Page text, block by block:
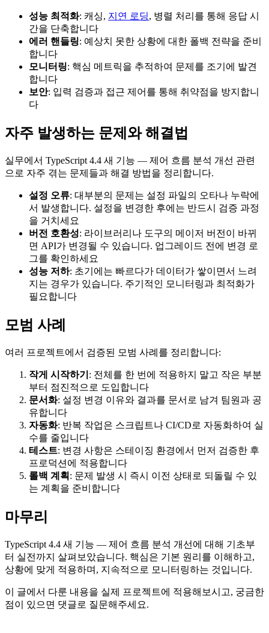
성능 최적화: 캐싱, 지연 로딩, 병렬 처리를 통해 응답 시
간을 단축합니다
에러 핸들링: 예상치 못한 상황에 대한 폴백 전략을 준비
합니다
모니터링: 핵심 메트릭을 추적하여 문제를 조기에 발견
합니다
보안: 입력 검증과 접근 제어를 통해 취약점을 방지합니
다
자주 발생하는 문제와 해결법
실무에서 TypeScript 4.4 새 기능 — 제어 흐름 분석 개선 관련
으로 자주 겪는 문제들과 해결 방법을 정리합니다.
설정 오류: 대부분의 문제는 설정 파일의 오타나 누락에
서 발생합니다. 설정을 변경한 후에는 반드시 검증 과정
을 거치세요
버전 호환성: 라이브러리나 도구의 메이저 버전이 바뀌
면 API가 변경될 수 있습니다. 업그레이드 전에 변경 로
그를 확인하세요
성능 저하: 초기에는 빠르다가 데이터가 쌓이면서 느려
지는 경우가 있습니다. 주기적인 모니터링과 최적화가
필요합니다
모범 사례
여러 프로젝트에서 검증된 모범 사례를 정리합니다:
작게 시작하기 : 전체를 한 번에 적용하지 말고 작은 부분
부터 점진적으로 도입합니다
문서화: 설정 변경 이유와 결과를 문서로 남겨 팀원과 공
유합니다
자동화: 반복 작업은 스크립트나 CI/CD로 자동화하여 실
수를 줄입니다
테스트: 변경 사항은 스테이징 환경에서 먼저 검증한 후
프로덕션에 적용합니다
롤백 계획 : 문제 발생 시 즉시 이전 상태로 되돌릴 수 있
는 계획을 준비합니다
마무리
TypeScript 4.4 새 기능 — 제어 흐름 분석 개선에 대해 기초부
터 실전까지 살펴보았습니다. 핵심은 기본 원리를 이해하고,
상황에 맞게 적용하며, 지속적으로 모니터링하는 것입니다.
이 글에서 다룬 내용을 실제 프로젝트에 적용해보시고, 궁금한
점이 있으면 댓글로 질문해주세요.